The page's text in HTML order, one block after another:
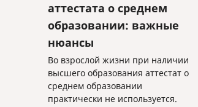
аттестата о среднем
образовании: важные
нюансы
Во взрослой жизни при наличии
высшего образования аттестат о
среднем образовании
практически не используется.